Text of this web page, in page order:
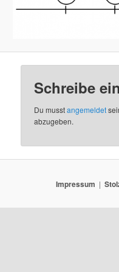
Schreibe
Du musstangemeldet
abzugeben.
Impressum